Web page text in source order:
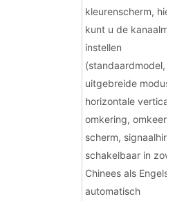
kleurenscherm,
kunt u de
instellen
(standaardmodel,
uitgebreide modus),
horizontale verticale
omkering,
scherm, signaalhint,
schakelbaar in zowel
Chinees als Engels,
automatisch